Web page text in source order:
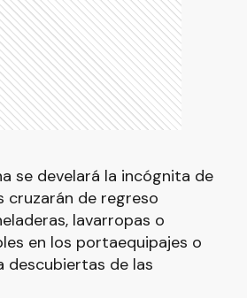
se develará la incógnita de
cruzarán de regreso
lavarropas o
en los portaequipajes o
descubiertas de las